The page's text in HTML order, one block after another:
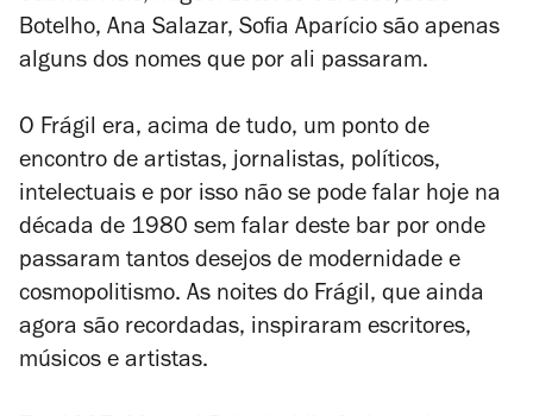
Botelho, Ana Salazar, Sofia Aparício são apenas
alguns dos nomes que por ali passaram.
O Frágil era, acima de tudo, um ponto de
encontro de artistas, jornalistas, políticos,
intelectuais e por isso não se pode falar hoje na
década de 1980 sem falar deste bar por onde
passaram tantos desejos de modernidade e
cosmopolitismo. As noites do Frágil, que ainda
agora são recordadas, inspiraram escritores,
músicos e artistas.